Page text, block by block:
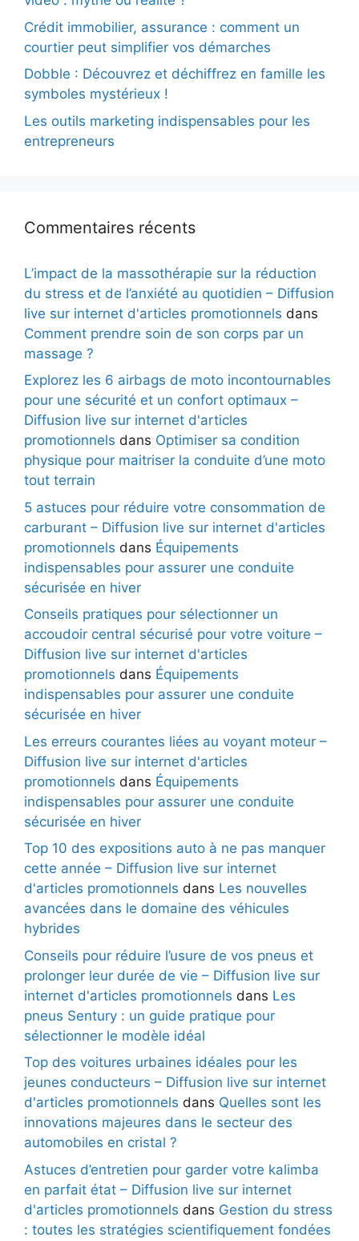
Crédit immobilier, assurance : comment un
courtier peut simplifier vos démarches
Dobble : Découvrez et déchiffrez en famille les
symboles mystérieux !
Les outils marketing indispensables pour les
entrepreneurs
Commentaires récents
L’impact de la massothérapie sur la réduction
du stress et de l’anxiété au quotidien – Diffusion
live sur internet d'articles promotionnels dans
Comment prendre soin de son corps par un
massage ?
Explorez les 6 airbags de moto incontournables
pour une sécurité et un confort optimaux –
Diffusion live sur internet d'articles
promotionnels dans Optimiser sa condition
physique pour maitriser la conduite d’une moto
tout terrain
5 astuces pour réduire votre consommation de
carburant – Diffusion live sur internet d'articles
promotionnels dans Équipements
indispensables pour assurer une conduite
sécurisée en hiver
Conseils pratiques pour sélectionner un
accoudoir central sécurisé pour votre voiture –
Diffusion live sur internet d'articles
promotionnels dans Équipements
indispensables pour assurer une conduite
sécurisée en hiver
Les erreurs courantes liées au voyant moteur –
Diffusion live sur internet d'articles
promotionnels dans Équipements
indispensables pour assurer une conduite
sécurisée en hiver
Top 10 des expositions auto à ne pas manquer
cette année – Diffusion live sur internet
d'articles promotionnels dans Les nouvelles
avancées dans le domaine des véhicules
hybrides
Conseils pour réduire l’usure de vos pneus et
prolonger leur durée de vie – Diffusion live sur
internet d'articles promotionnels dans Les
pneus Sentury : un guide pratique pour
sélectionner le modèle idéal
Top des voitures urbaines idéales pour les
jeunes conducteurs – Diffusion live sur internet
d'articles promotionnels dans Quelles sont les
innovations majeures dans le secteur des
automobiles en cristal ?
Astuces d’entretien pour garder votre kalimba
en parfait état – Diffusion live sur internet
d'articles promotionnels dans Gestion du stress
: toutes les stratégies scientifiquement fondées